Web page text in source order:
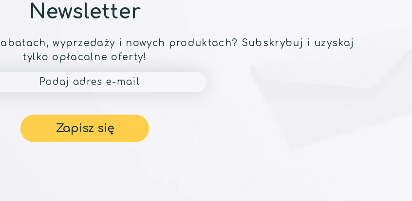
Newsletter
wyprzedaży i nowych produktach? Subskrybuj i uzyskaj
tylko opłacalne oferty!